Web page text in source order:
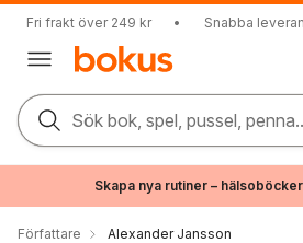
Fri frakt över 249 kr • Snabba
Sök bok, spel, pussel,
Skapa nya rutiner –
Författare Alexander Jansson